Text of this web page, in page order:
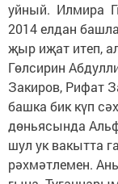
уйный. Илмира
2014 елдан
җыр иҗат итеп,
Гөлсирин
Закиров, Рифат
башка бик күп
дөньясында
шул ук вакытта
рәхмәтлемен.